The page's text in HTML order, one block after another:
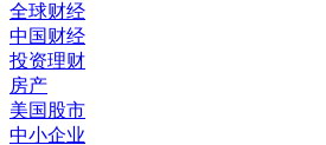
全球财经
中国财经
投资理财
房产
美国股市
中小企业